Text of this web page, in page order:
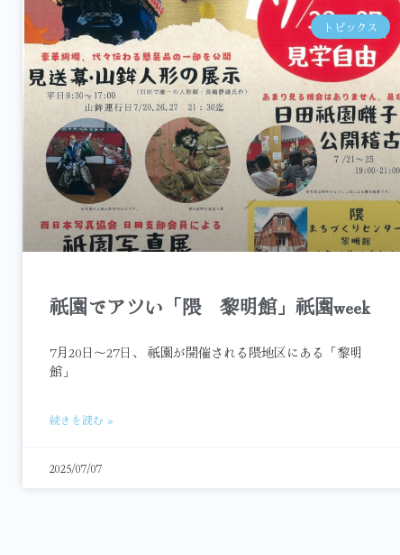
トピックス
祇園でアツい「隈 黎明館」祇園week
7月20日～27日、 祇園が開催される隈地区にある「黎明
館」
続きを読む »
2025/07/07